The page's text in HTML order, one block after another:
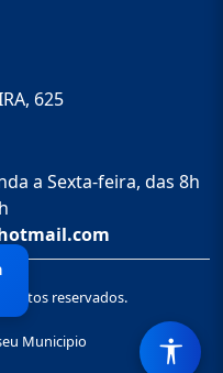
625
a Sexta-feira, das 8h
reservados.
Municipio